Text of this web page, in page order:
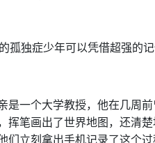
孤独症少年可以凭借超强的
是一个大学教授，他在几周
挥笔画出了世界地图，还清
们立刻拿出手机记录了这个